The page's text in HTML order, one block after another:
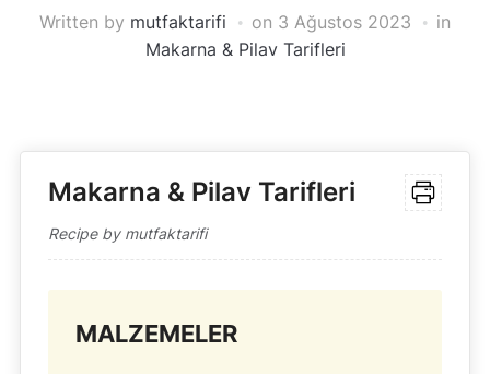
Written by mutfaktarifi on 3 Ağustos 2023
in
Makarna & Pilav Tarifleri
Makarna & Pilav Tarifleri
Recipe by mutfaktarifi
MALZEMELER